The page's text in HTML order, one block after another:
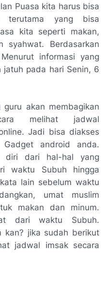
Puasa kita harus bisa
terutama yang bisa
kita seperti makan,
syahwat. Berdasarkan
informasi yang
pada hari Senin, 6
akan membagikan
melihat jadwal
Jadi bisa diakses
android anda.
diri dari hal-hal yang
waktu Subuh hingga
lain sebelum waktu
umat muslim
makan dan minum.
dari waktu Subuh.
kan? jika sudah berikut
jadwal imsak secara